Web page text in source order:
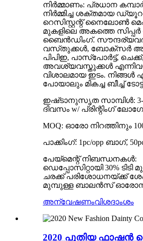
നിർമ്മാണം: പ്രധാന
നിർമ്മിച്ച ശക്തമായ
റെസിസ്റ്റന്റ് നൈലോൺ
മുകളിലെ അകത്തെ സിപ്പർ
ബൈൻഡിംഗ്.
വസ്‌തുക്കൾ, ബോക്‌സർ
പിപിഇ, പാസ്‌പോർട്ട്,
അവശ്യവസ്തുക്കൾ
വിശാലമായ ഇടം. നിങ്ങൾ
പോയാലും മികച്ച ബീച്ച്
ഇഷ്‌ടാനുസൃത സാമ്പിൾ: 3-5
ദിവസം w/ പ്രിന്റിംഗ്
MOQ: ഓരോ നിറത്തിനും
പാക്കിംഗ്: 1pc/opp ബാഗ്,
പേയ്‌മെന്റ് നിബന്ധനകൾ:
ഡെപ്പോസിറ്റായി 30%
ചരക്ക് പരിശോധനയ്ക്ക്
മുമ്പുള്ള ബാലൻസ്
അന്വേഷണംവിശദാംശം
2020 പുതിയ ഫാഷൻ